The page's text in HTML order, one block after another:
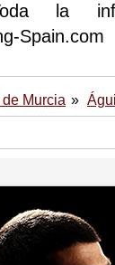
la
Spain.com
Murcia